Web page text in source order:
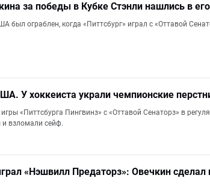
за победы в Кубке Стэнли нашлись в
был ограблен, когда «Питтсбург» играл с «Оттавой
У хоккеиста украли чемпионские
«Питтсбурга Пингвинз» с «Оттавой Сенаторз» в
взломали сейф.
«Нэшвилл Предаторз»: Овечкин